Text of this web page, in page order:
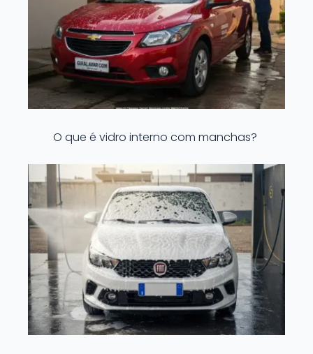
O que é vidro interno com manchas?